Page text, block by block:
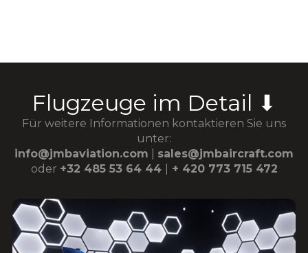
Flugzeuge im Detail ⬇
Für weitere Informationen kontaktieren Sie uns
unter:
info@jmbaviation.com
sales@jmbaircraft.com
oder +32 485 53 64 44 + 420 773 715 472